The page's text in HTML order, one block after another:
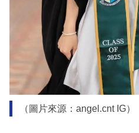
（圖片來源：angel.cnt IG）